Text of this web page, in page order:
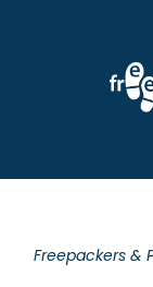
Freepackers &